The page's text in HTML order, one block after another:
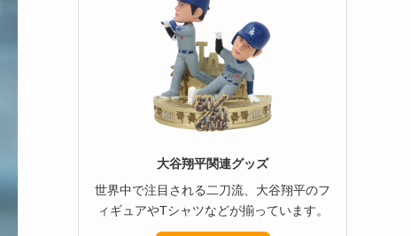
大谷翔平関連グッズ
世界中で注目される二刀流、大谷翔平のフ
ィギュアやTシャツなどが揃っています。